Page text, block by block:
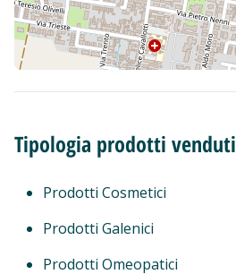
Tipologia prodotti venduti
Prodotti Cosmetici
Prodotti Galenici
Prodotti Omeopatici